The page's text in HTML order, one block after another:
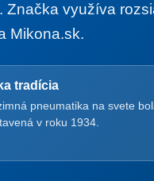
Značka využíva
Mikona.sk.
tradícia
pneumatika na svete
v roku 1934.